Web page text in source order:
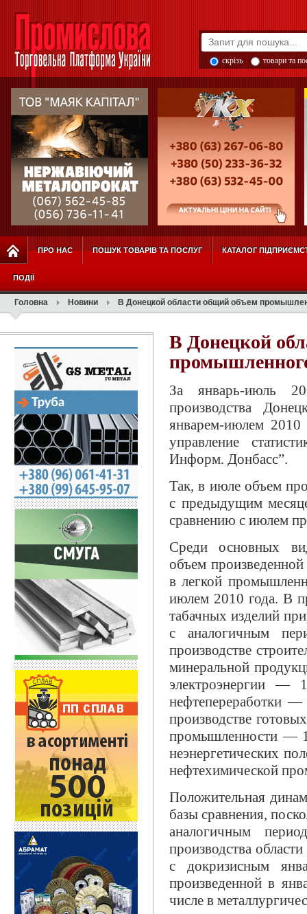
скрізь товари та
ПРО НАС ПОШУК ТОВАРІВ ТА ПОСЛУГ КАТАЛОГ
ПОДІЇ
Головна Новини В Донецкой области общий объем
В Донецкой
За январь-июль
производства
январем-июлем
управление
Информ. Донбасс”.
Так, в июле объем
с предыдущим
сравнению с июлем
Среди основных
объем
в легкой
июлем 2010 года. В
табачных изделий
с аналогичным
производстве
минеральной
электроэнергии —
нефтепереработки —
производстве
промышленности —
неэнергетических
нефтехимической
Положительная
базы сравнения,
аналогичным
производства
с докризисным
произведенной в
числе в